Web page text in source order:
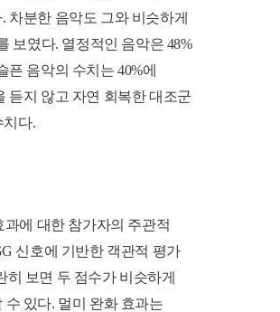
차분한 음악도 그와 비슷하게
보였다. 열정적인 음악은 48%
픈 음악의 수치는 40%에
듣지 않고 자연 회복한 대조군
치다.
과에 대한 참가자의 주관적
신호에 기반한 객관적 평가
히 보면 두 점수가 비슷하게
수 있다. 멀미 완화 효과는